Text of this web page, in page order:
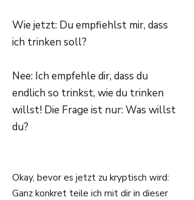
Wie jetzt: Du empfiehlst mir, dass
ich trinken soll?
Nee: Ich empfehle dir, dass du
endlich so trinkst, wie du trinken
willst! Die Frage ist nur: Was willst
du?
Okay, bevor es jetzt zu kryptisch wird:
Ganz konkret teile ich mit dir in dieser